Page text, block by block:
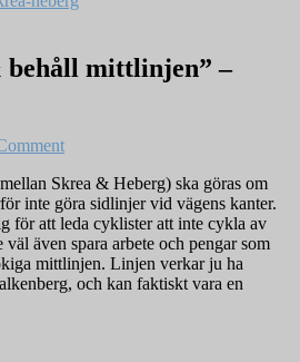
mittlinjen” –
Skrea & Heberg) ska göras om
inte göra sidlinjer vid vägens kanter.
för att leda cyklister att inte cykla av
även spara arbete och pengar som
mittlinjen. Linjen verkar ju ha
och kan faktiskt vara en